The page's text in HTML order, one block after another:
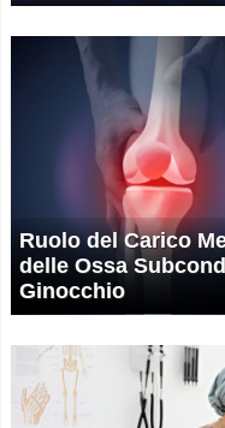
Ruolo del Carico
delle Ossa
Ginocchio